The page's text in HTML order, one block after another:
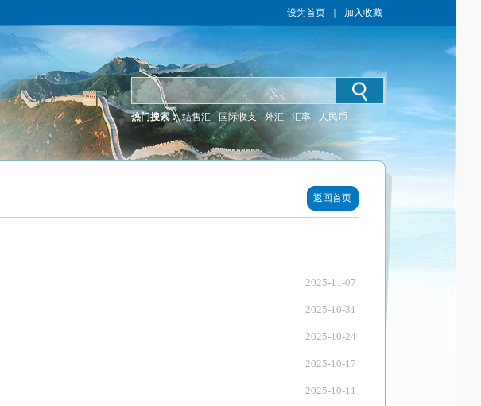
设为首页 加入收藏
热门搜索： 结售汇 国际收支 外汇 汇率 人民币
返回首页
2025-11-07
2025-10-31
2025-10-24
2025-10-17
2025-10-11